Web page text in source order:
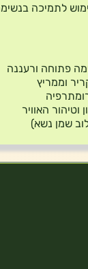
לתמיכה
פתוחה ורעננה
וממריץ
וטיהור האוויר
שמן נשא)